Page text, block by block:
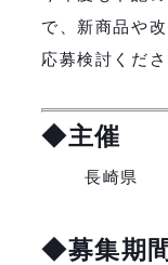
で、新商品や
応募検討くださ
◆主催
長崎県
◆募集期間